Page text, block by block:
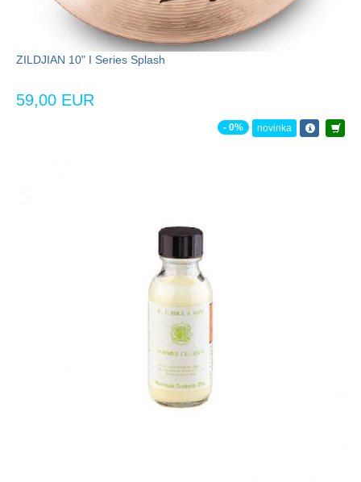
ZILDJIAN 10" I Series Splash
59,00 EUR
- 0% novinka